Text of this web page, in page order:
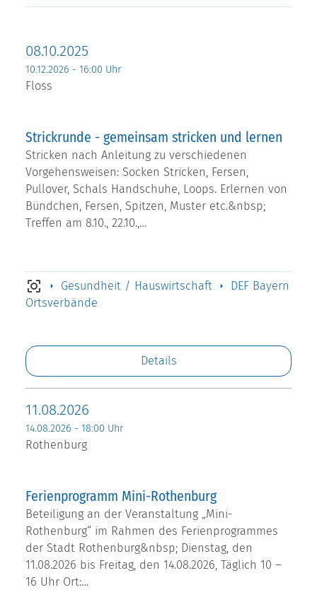
08.10.2025
10.12.2026 - 16:00 Uhr
Floss
Strickrunde - gemeinsam stricken und lernen
Stricken nach Anleitung zu verschiedenen
Vorgehensweisen: Socken Stricken, Fersen,
Pullover, Schals Handschuhe, Loops. Erlernen von
Bündchen, Fersen, Spitzen, Muster etc.&nbsp;
Treffen am 8.10., 22.10.,…
Gesundheit / Hauswirtschaft
DEF Bayern
Ortsverbände
Details
11.08.2026
14.08.2026 - 18:00 Uhr
Rothenburg
Ferienprogramm Mini-Rothenburg
Beteiligung an der Veranstaltung „Mini-
Rothenburg“ im Rahmen des Ferienprogrammes
der Stadt Rothenburg&nbsp; Dienstag, den
11.08.2026 bis Freitag, den 14.08.2026, Täglich 10 –
16 Uhr Ort:…